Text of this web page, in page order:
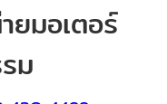
ยมอเตอร์
ม